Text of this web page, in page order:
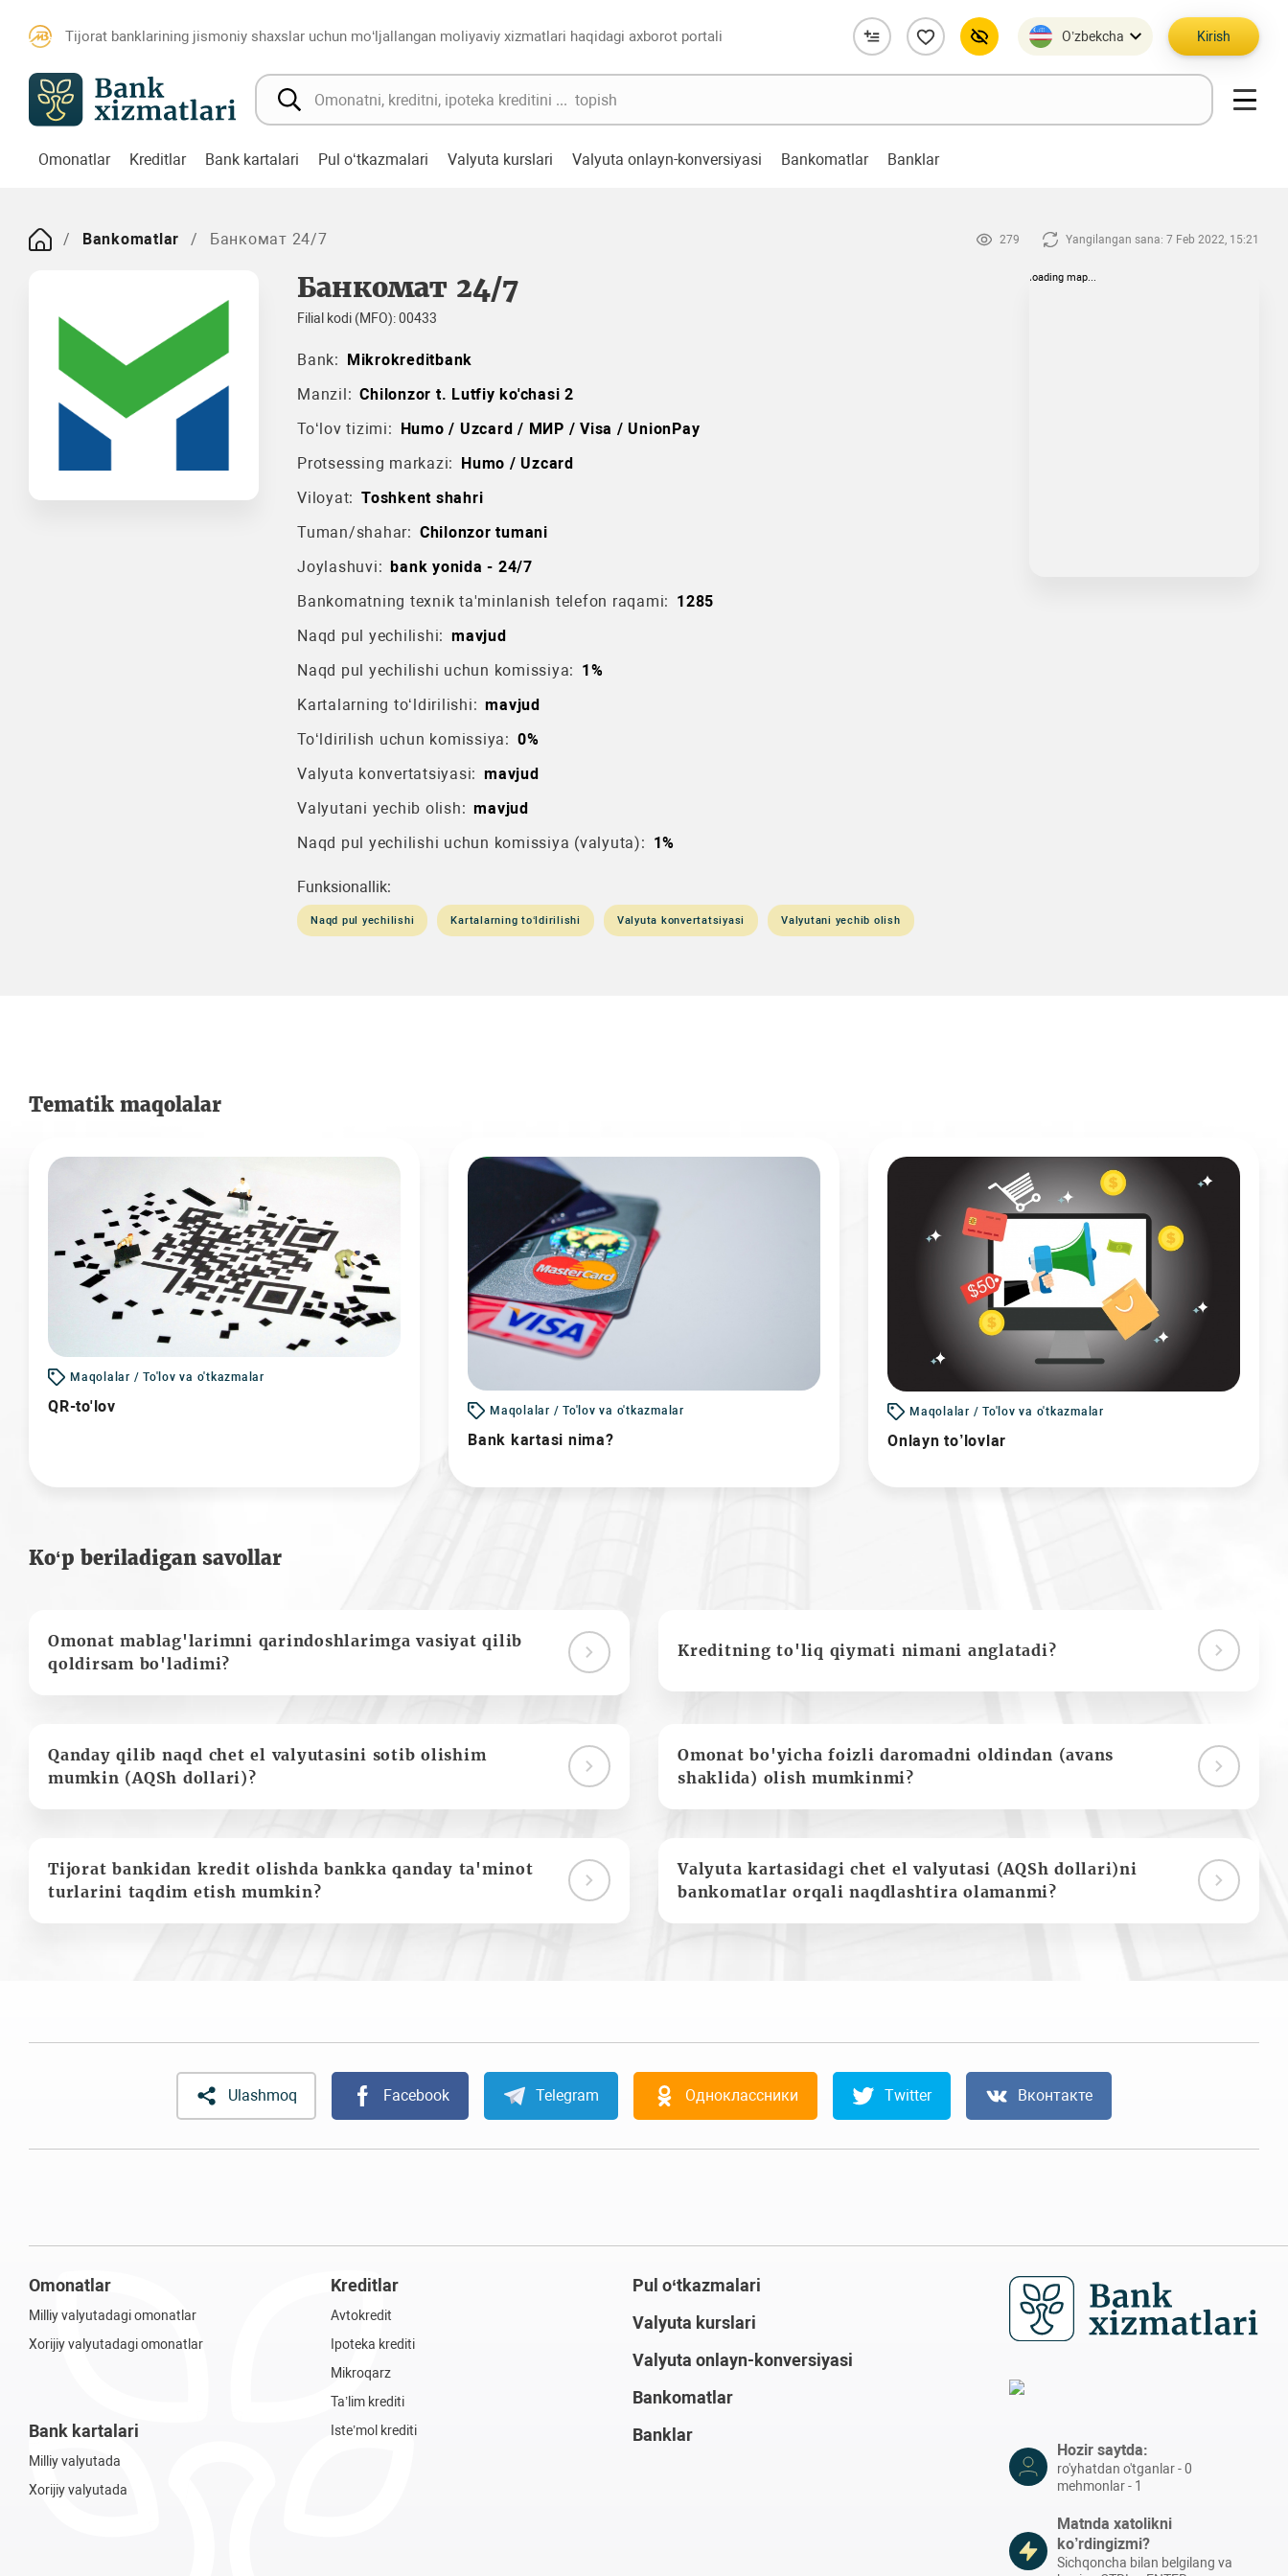
Tijorat banklarining jismoniy shaxslar uchun mo‘ljallangan moliyaviy xizmatlari haqidagi axborot portali O’zbekcha Kirish
Omonatlar Kreditlar Bank kartalari Pul o‘tkazmalari Valyuta kurslari Valyuta onlayn-konversiyasi Bankomatlar Banklar
Bankomatlar Банкомат 24/7 279 Yangilangan sana: 7 Feb 2022, 15:21
Банкомат 24/7
Filial kodi (MFO): 00433
Bank: Mikrokreditbank
Manzil: Chilonzor t. Lutfiy ko'chasi 2
To‘lov tizimi: Humo / Uzcard / МИР / Visa / UnionPay
Protsessing markazi: Humo / Uzcard
Viloyat: Toshkent shahri
Tuman/shahar: Chilonzor tumani
Joylashuvi: bank yonida - 24/7
Bankomatning texnik ta'minlanish telefon raqami: 1285
Naqd pul yechilishi: mavjud
Naqd pul yechilishi uchun komissiya: 1%
Kartalarning to‘ldirilishi: mavjud
To‘ldirilish uchun komissiya: 0%
Valyuta konvertatsiyasi: mavjud
Valyutani yechib olish: mavjud
Naqd pul yechilishi uchun komissiya (valyuta): 1%
Funksionallik:
Naqd pul yechilishi Kartalarning to‘ldirilishi Valyuta konvertatsiyasi Valyutani yechib olish
loading map...
Tematik maqolalar
Maqolalar / To'lov va o'tkazmalar
QR-to'lov Maqolalar / To'lov va o'tkazmalar
Bank kartasi nima?
Maqolalar / To'lov va o'tkazmalar
Onlayn to’lovlar
Ko‘p beriladigan savollar
Omonat mablag'larimni qarindoshlarimga vasiyat qilib
qoldirsam bo'ladimi?
Kreditning to'liq qiymati nimani anglatadi?
Qanday qilib naqd chet el valyutasini sotib olishim
mumkin (AQSh dollari)?
Omonat bo'yicha foizli daromadni oldindan (avans
shaklida) olish mumkinmi?
Tijorat bankidan kredit olishda bankka qanday ta'minot
turlarini taqdim etish mumkin?
Valyuta kartasidagi chet el valyutasi (AQSh dollari)ni
bankomatlar orqali naqdlashtira olamanmi?
Ulashmoq Facebook Telegram Одноклассники Twitter Вконтакте
Omonatlar
Milliy valyutadagi omonatlar
Xorijiy valyutadagi omonatlar
Bank kartalari
Milliy valyutada
Xorijiy valyutada
Kreditlar
Avtokredit
Ipoteka krediti
Mikroqarz
Ta’lim krediti
Iste’mol krediti
Pul o‘tkazmalari
Valyuta kurslari
Valyuta onlayn-konversiyasi
Bankomatlar
Banklar
Hozir saytda:
ro'yhatdan o'tganlar - 0
mehmonlar - 1
Matnda xatolikni
ko’rdingizmi?
Sichqoncha bilan belgilang va